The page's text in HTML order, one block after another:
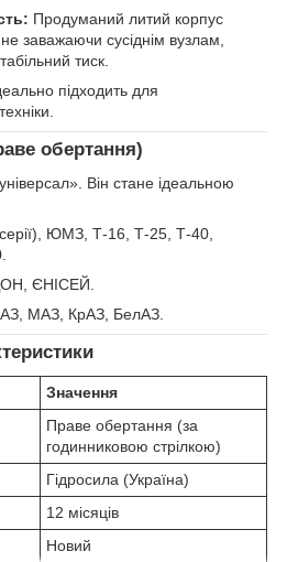
Продуманий литий корпус
заважаючи сусіднім вузлам,
тиск.
підходить для
обертання)
Він стане ідеальною
ЮМЗ, Т-16, Т-25, Т-40,
ЄНІСЕЙ.
МАЗ, КрАЗ, БелАЗ.
Значення
Праве обертання (за
годинниковою стрілкою)
Гідросила (Україна)
12 місяців
Новий